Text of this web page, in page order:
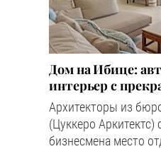
Дом на Ибице:
интерьер с
Архитекторы из
(Цуккеро Аркитектс)
бизнесмена место